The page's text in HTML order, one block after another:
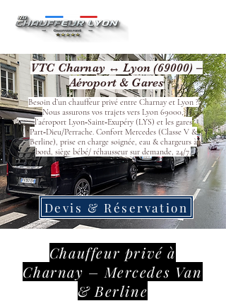
VTC Charnay ↔ Lyon (69000) –
Aéroport & Gares
Besoin d’un chauffeur privé entre Charnay et Lyon ?
Nous assurons vos trajets vers Lyon 69000,
l’aéroport Lyon‑Saint‑Exupéry (LYS) et les gares
Part‑Dieu/Perrache. Confort Mercedes (Classe V &
Berline), prise en charge soignée, eau & chargeurs à
bord, siège bébé/ réhausseur sur demande, 24/7.
Devis & Réservation
Chauffeur privé à
Charnay – Mercedes Van
& Berline